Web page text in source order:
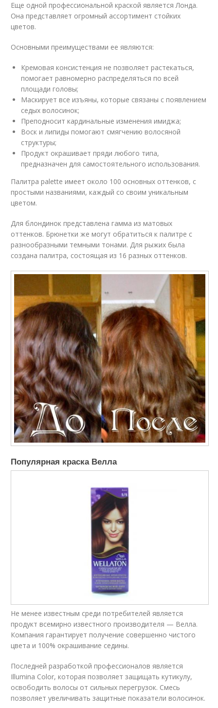
Еще одной профессиональной краской является Лонда.
Она представляет огромный ассортимент стойких
цветов.
Основными преимуществами ее являются:
Кремовая консистенция не позволяет растекаться,
помогает равномерно распределяться по всей
площади головы;
Маскирует все изъяны, которые связаны с появлением
седых волосинок;
Преподносит кардинальные изменения имиджа;
Воск и липиды помогают смягчению волосяной
структуры;
Продукт окрашивает пряди любого типа,
предназначен для самостоятельного использования.
Палитра palette имеет около 100 основных оттенков, с
простыми названиями, каждый со своим уникальным
цветом.
Для блондинок представлена гамма из матовых
оттенков. Брюнетки же могут обратиться к палитре с
разнообразными темными тонами. Для рыжих была
создана палитра, состоящая из 16 разных оттенков.
Популярная краска Велла
Не менее известным среди потребителей является
продукт всемирно известного производителя — Велла.
Компания гарантирует получение совершенно чистого
цвета и 100% окрашивание седины.
Последней разработкой профессионалов является
Illumina Color, которая позволяет защищать кутикулу,
освободить волосы от сильных перегрузок. Смесь
позволяет увеличивать защитные показатели волосинок.